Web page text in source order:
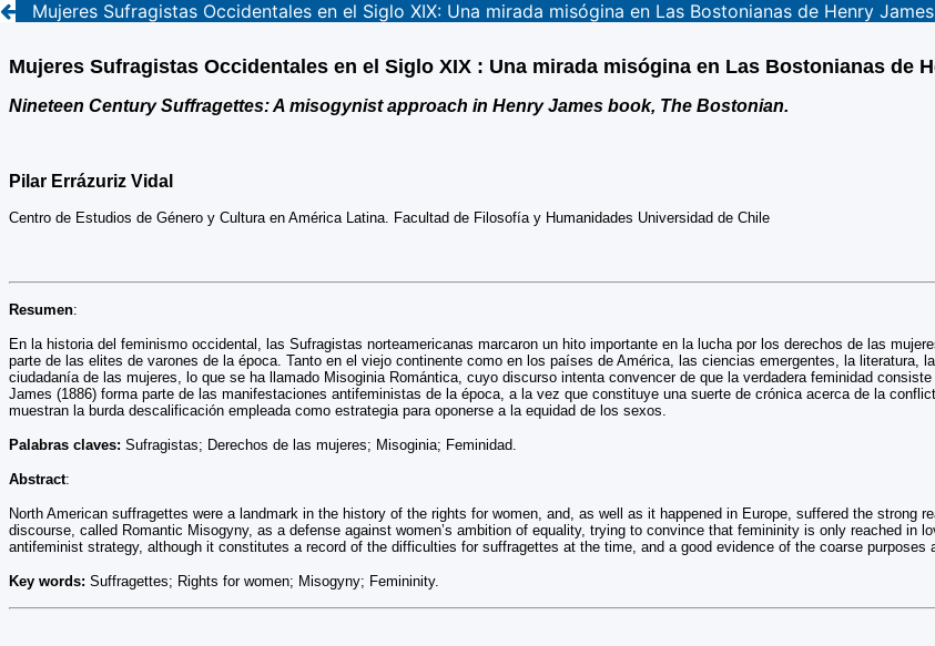
Mujeres Sufragistas Occidentales en el Siglo XIX: Una mirada misógina en Las Bostonianas de Henry James